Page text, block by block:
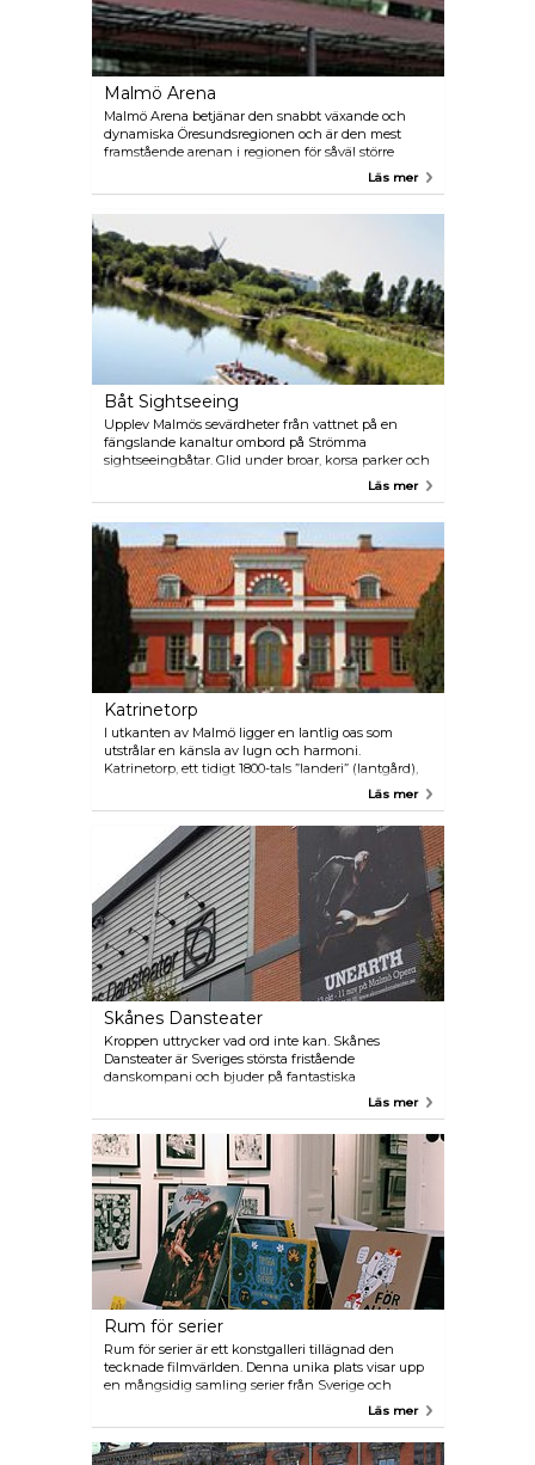
Malmö Arena
Malmö Arena betjänar den snabbt växande och
dynamiska Öresundsregionen och är den mest
framstående arenan i regionen för såväl större
idrottsevenemang, konserter, familjeshower och
Läs mer
Båt Sightseeing
Upplev Malmös sevärdheter från vattnet på en
fängslande kanaltur ombord på Strömma
sightseeingbåtar. Glid under broar, korsa parker och
fördjupa dig i Malmös rika historia, arkitektoniska
guiderna.
Läs mer
Katrinetorp
I utkanten av Malmö ligger en lantlig oas som
utstrålar en känsla av lugn och harmoni.
Katrinetorp, ett tidigt 1800-tals ”landeri” (lantgård),
designades ursprungligen som ett borgerligt
Idag driver Malmö stad platsen och arbetar ständigt
med att återskapa dess forna glans. Marknader,
musikunderhållning, evenemang och utställningar
hålls här årligen. Landeriet öppnade nyligen Entré
Katrinetorp, en ny utställningslokal som också har
en välsorterad presentbutik. Katrinetorp och dess
idylliska omgivningar ligger bara 10 minuter från
centrala Malmö.
Läs mer
Skånes Dansteater
Kroppen uttrycker vad ord inte kan. Skånes
Dansteater är Sveriges största fristående
danskompani och bjuder på fantastiska
dansföreställningar på egen scen i Västra Hamnen,
dansföreställningar av både svenska och
internationella koreografer. Föreställningarna på
Malmö Opera sker i samarbete med Operaorkestern.
Teatern ligger i det gamla hamnområdet nära havet
och flera restauranger.
Läs mer
Rum för serier
Rum för serier är ett konstgalleri tillägnad den
tecknade filmvärlden. Denna unika plats visar upp
en mångsidig samling serier från Sverige och
många andra delar av världen. Galleriet har även en
serierelaterade varor, inklusive böcker, figurer,
affischer, med mera.
Läs mer